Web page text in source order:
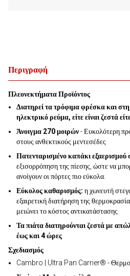
Περιγραφή
Πλεονεκτήματα Προϊόντος
Διατηρεί τα τρόφιμα φρέσκα και
ηλεκτρικό ρεύμα, είτε είναι ζεστά
Άνοιγμα 270 μοιρών- Ευκολότερη
στους ανθεκτικούς μεντεσέδες
Πατενταρισμένο καπάκι εξαερισμού
εξισορρόπηση της πίεσης, ώστε να
ανοίγουν οι πόρτες πιο εύκολα.
Εύκολος καθαρισμός: η χωνευτή
εξαιρετική διατήρηση της
μειώνει το κόστος αντικατάστασης
Τα πιάτα διατηρούνται ζεστά με
έως και 4 ώρες
Σχεδιασμός
Cambro | Ultra Pan Carrier® -